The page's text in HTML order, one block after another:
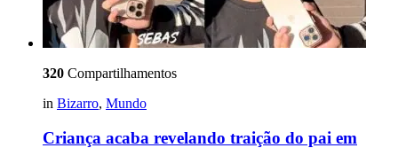
320 Compartilhamentos
in Bizarro, Mundo
Criança acaba revelando traição do pai em